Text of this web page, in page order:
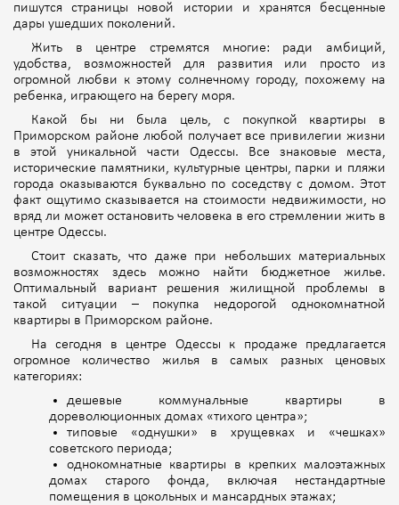
пишутся страницы новой истории и хранятся бесценные
дары ушедших поколений.
Жить в центре стремятся многие: ради амбиций,
удобства, возможностей для развития или просто из
огромной любви к этому солнечному городу, похожему на
ребенка, играющего на берегу моря.
Какой бы ни была цель, с покупкой квартиры в
Приморском районе любой получает все привилегии жизни
в этой уникальной части Одессы. Все знаковые места,
исторические памятники, культурные центры, парки и пляжи
города оказываются буквально по соседству с домом. Этот
факт ощутимо сказывается на стоимости недвижимости, но
вряд ли может остановить человека в его стремлении жить в
центре Одессы.
Стоит сказать, что даже при небольших материальных
возможностях здесь можно найти бюджетное жилье.
Оптимальный вариант решения жилищной проблемы в
такой ситуации – покупка недорогой однокомнатной
квартиры в Приморском районе.
На сегодня в центре Одессы к продаже предлагается
огромное количество жилья в самых разных ценовых
категориях:
дешевые коммунальные квартиры в
дореволюционных домах «тихого центра»;
типовые «однушки» в хрущевках и «чешках»
советского периода;
однокомнатные квартиры в крепких малоэтажных
домах старого фонда, включая нестандартные
помещения в цокольных и мансардных этажах;